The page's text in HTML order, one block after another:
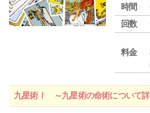
時間
回数
料金
九星術Ⅰ ～九星術の命術について詳